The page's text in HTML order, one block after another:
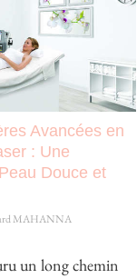
Avancées en
: Une
Douce et
MAHANNA
un long chemin